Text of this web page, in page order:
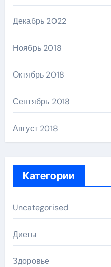
Декабрь 2022
Ноябрь 2018
Октябрь 2018
Сентябрь 2018
Август 2018
Категории
Uncategorised
Диеты
Здоровье